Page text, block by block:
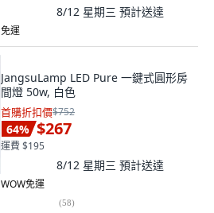
8/12 星期三 預計送達
免運
JangsuLamp LED Pure 一鍵式圓形房
間燈 50w, 白色
首購折扣價$752
64% $267
運費 $195
8/12 星期三 預計送達
WOW免運
(58)